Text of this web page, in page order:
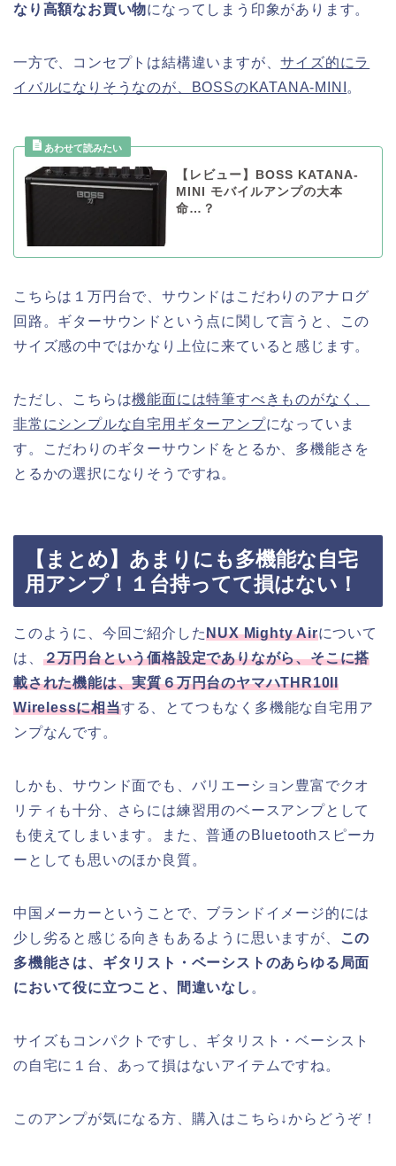
なり高額なお買い物になってしまう印象があります。
一方で、コンセプトは結構違いますが、サイズ的にラ
イバルになりそうなのが、BOSSのKATANA-MINI 。
【レビュー】BOSS KATANA-
MINI モバイルアンプの大本
命…？
こちらは１万円台で、サウンドはこだわりのアナログ
回路。ギターサウンドという点に関して言うと、この
サイズ感の中ではかなり上位に来ていると感じます。
ただし、こちらは機能面には特筆すべきものがなく、
非常にシンプルな自宅用ギターアンプになっていま
す。こだわりのギターサウンドをとるか、多機能さを
とるかの選択になりそうですね。
【まとめ】あまりにも多機能な自宅
用アンプ！１台持ってて損はない！
このように、今回ご紹介したNUX Mighty Airについて
は、 ２万円台という価格設定でありながら、そこに搭
載された機能は、実質６万円台のヤマハTHR10II
Wirelessに相当する、とてつもなく多機能な自宅用ア
ンプなんです。
しかも、サウンド面でも、バリエーション豊富でクオ
リティも十分、さらには練習用のベースアンプとして
も使えてしまいます。また、普通のBluetoothスピーカ
ーとしても思いのほか良質。
中国メーカーということで、ブランドイメージ的には
少し劣ると感じる向きもあるように思いますが、
この
多機能さは、ギタリスト・ベーシストのあらゆる局面
において役に立つこと、間違いなし 。
サイズもコンパクトですし、ギタリスト・ベーシスト
の自宅に１台、あって損はないアイテムですね。
このアンプが気になる方、購入はこちら↓からどうぞ！